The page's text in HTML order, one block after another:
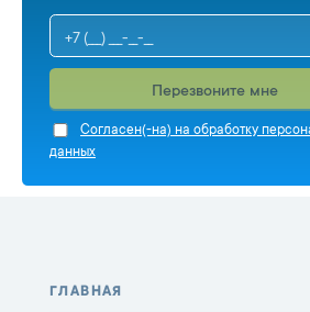
Перезвоните мне
Cогласен(-на) на обработку
данных
ГЛАВНАЯ